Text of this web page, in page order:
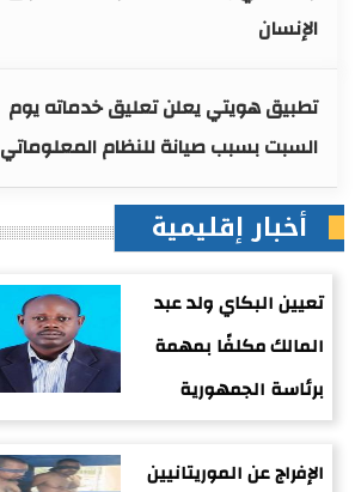
الإنسان
تطبيق هويتي يعلن تعليق خدماته يوم
السبت بسبب صيانة للنظام المعلوماتي
أخبار إقليمية
تعيين البكاي ولد عبد
المالك مكلفًا بمهمة
برئاسة الجمهورية
الإفراج عن الموريتانيين